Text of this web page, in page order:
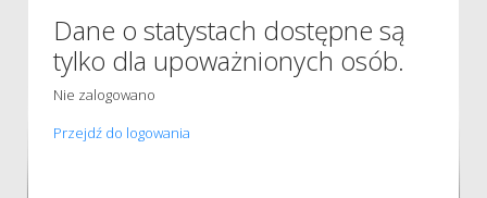
Dane o statystach dostępne są
tylko dla upoważnionych osób.
Nie zalogowano
Przejdź do logowania